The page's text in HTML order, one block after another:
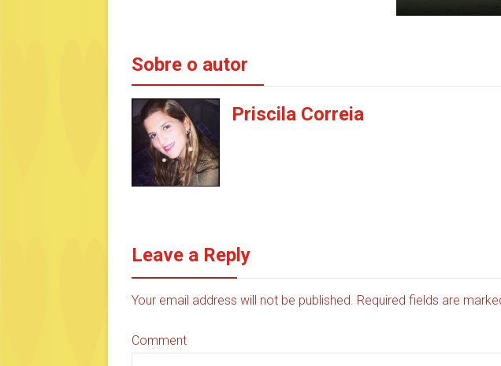
Sobre o autor
Priscila Correia
Leave a Reply
Your email address will not be published. Required fields are
Comment